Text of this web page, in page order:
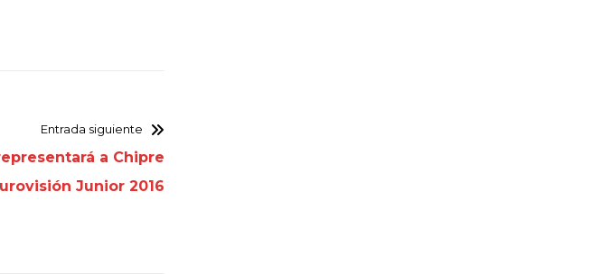
Entrada siguiente
a Chipre
Junior 2016